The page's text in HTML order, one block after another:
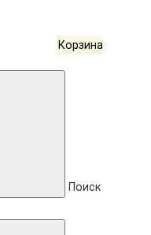
Корзина
Поиск